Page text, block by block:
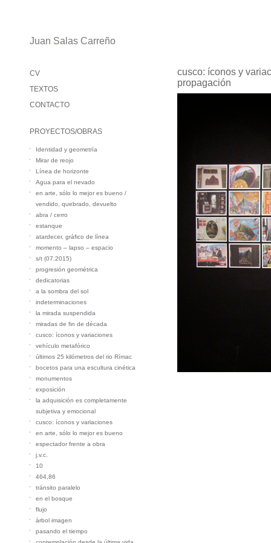
Juan Salas Carreño
CV
TEXTOS
CONTACTO
PROYECTOS/OBRAS
Identidad y geometría
Mirar de reojo
Línea de horizonte
Agua para el nevado
en arte, sólo lo mejor es bueno /
vendido, quebrado, devuelto
abra / cerro
estanque
atardecer, gráfico de línea
momento – lapso – espacio
s/t (07.2015)
progresión geométrica
dedicatorias
a la sombra del sol
indeterminaciones
la mirada suspendida
miradas de fin de década
cusco: íconos y variaciones
vehículo metafórico
últimos 25 kilómetros del rio Rímac
bocetos para una escultura cinética
monumentos
exposición
la adquisición es completamente
subjetiva y emocional
cusco: íconos y variaciones
en arte, sólo lo mejor es bueno
espectador frente a obra
j.v.c.
10
464,86
tránsito paralelo
en el bosque
flujo
árbol imagen
pasando el tiempo
cusco: íconos y
propagación